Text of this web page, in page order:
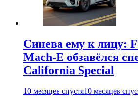
Синева ему к лицу:
Mach-E обзавёлся
California Special
10 месяцев спустя10 месяцев